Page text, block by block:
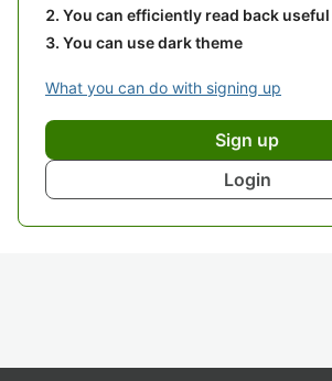
You can efficiently read back
You can use dark theme
What you can do with signing up
Sign up
Login